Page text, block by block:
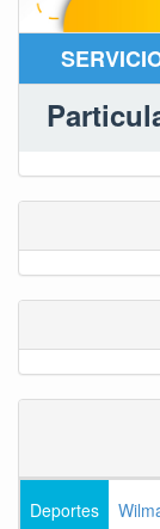
Deportes